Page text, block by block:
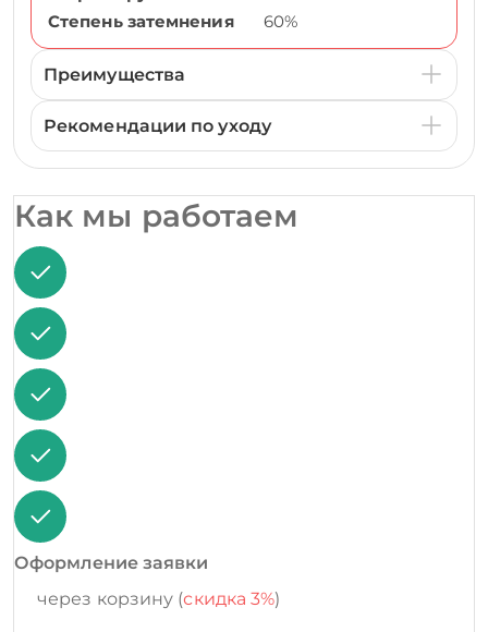
Степень затемнения
60%
Преимущества
Рекомендации по уходу
Как мы работаем
Оформление заявки
через корзину (скидка 3%)